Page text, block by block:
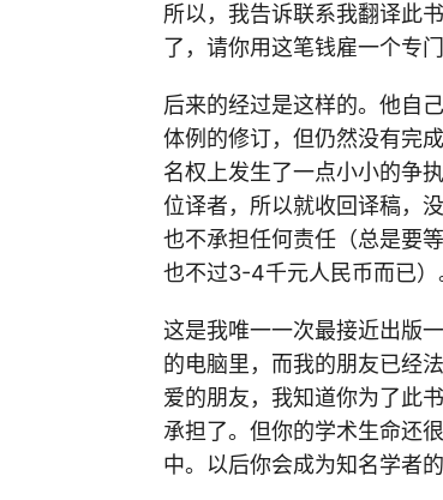
所以，我告诉联系我翻译此
了，请你用这笔钱雇一个专
后来的经过是这样的。他自
体例的修订，但仍然没有完
名权上发生了一点小小的争
位译者，所以就收回译稿，
也不承担任何责任（总是要
也不过3-4千元人民币而已）
这是我唯一一次最接近出版
的电脑里，而我的朋友已经
爱的朋友，我知道你为了此
承担了。但你的学术生命还
中。以后你会成为知名学者